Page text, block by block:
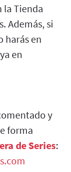
la Tienda
Además, si
harás en
en
y
forma
de Series: